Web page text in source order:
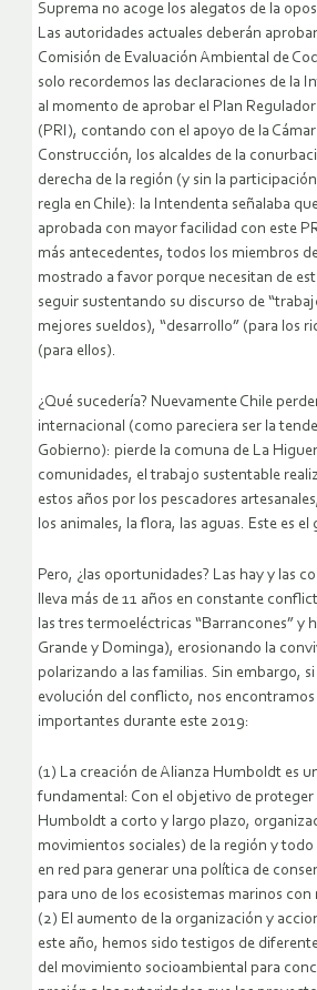
Suprema no acoge los alegatos de la
Las autoridades actuales deberán
Comisión de Evaluación Ambiental de
solo recordemos las declaraciones de la
al momento de aprobar el Plan
(PRI), contando con el apoyo de la
Construcción, los alcaldes de la
derecha de la región (y sin la
regla en Chile): la Intendenta señalaba
aprobada con mayor facilidad con este
más antecedentes, todos los miembros
mostrado a favor porque necesitan de
seguir sustentando su discurso de
mejores sueldos), “desarrollo” (para los
(para ellos).
¿Qué sucedería? Nuevamente Chile
internacional (como pareciera ser la
Gobierno): pierde la comuna de La
comunidades, el trabajo sustentable
estos años por los pescadores
los animales, la flora, las aguas. Este es el
Pero, ¿las oportunidades? Las hay y las
lleva más de 11 años en constante
las tres termoeléctricas “Barrancones” y
Grande y Dominga), erosionando la
polarizando a las familias. Sin embargo,
evolución del conflicto, nos
importantes durante este 2019:
(1) La creación de Alianza Humboldt es
fundamental: Con el objetivo de proteger
Humboldt a corto y largo plazo,
movimientos sociales) de la región y todo
en red para generar una política de
para uno de los ecosistemas marinos
(2) El aumento de la organización y
este año, hemos sido testigos de
del movimiento socioambiental para